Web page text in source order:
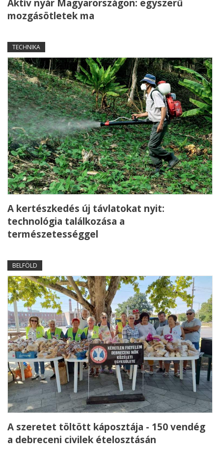
Aktív nyár Magyarországon: egyszerű
mozgásötletek ma
TECHNIKA
A kertészkedés új távlatokat nyit:
technológia találkozása a
természetességgel
BELFÖLD
A szeretet töltött káposztája - 150 vendég
a debreceni civilek ételosztásán